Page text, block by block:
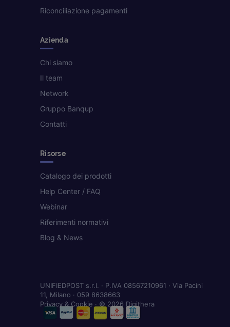
Riconciliazione pagamenti
Azienda
Chi siamo
Il team
Network
Gruppo Banqup
Contatti
Risorse
Catalogo dei prodotti
Help Center / FAQ
Webinar
Riferimenti normativi
Blog & News
UNIFIEDPOST s.r.l. · P.IVA 08567210961 · Via Pacini
11, Milano · 059 8638663
Privacy & Cookie · © 2026 Digithera